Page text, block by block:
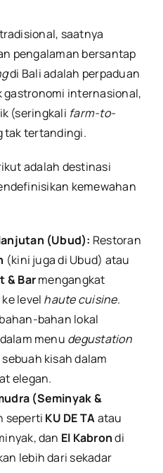
saatnya
pengalaman bersantap
di Bali adalah perpaduan
gastronomi internasional,
(seringkali farm-to-
tak tertandingi.
adalah destinasi
kemewahan
(Ubud): Restoran
(kini juga di Ubud) atau
& Barmengangkat
level haute cuisine.
bahan lokal
menu degustation
kisah dalam
elegan.
(Seminyak &
seperti KU DE TAatau
dan El Kabrondi
lebih dari sekadar